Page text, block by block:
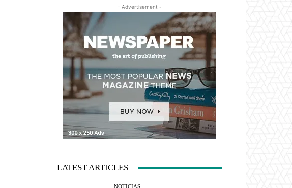
- Advertisement -
LATEST ARTICLES
NOTICIAS